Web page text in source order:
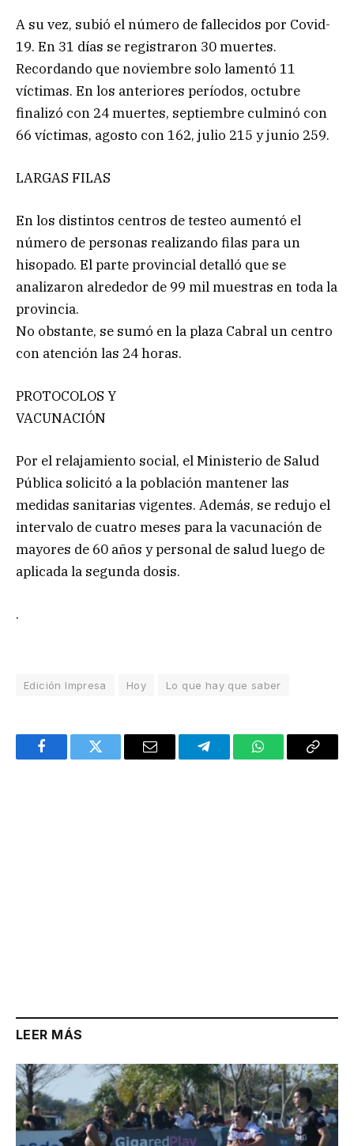
A su vez, subió el número de fallecidos por Covid-
19. En 31 días se registraron 30 muertes.
Recordando que noviembre solo lamentó 11
víctimas. En los anteriores períodos, octubre
finalizó con 24 muertes, septiembre culminó con
66 víctimas, agosto con 162, julio 215 y junio 259.
LARGAS FILAS
En los distintos centros de testeo aumentó el
número de personas realizando filas para un
hisopado. El parte provincial detalló que se
analizaron alrededor de 99 mil muestras en toda la
provincia.
No obstante, se sumó en la plaza Cabral un centro
con atención las 24 horas.
PROTOCOLOS Y
VACUNACIÓN
Por el relajamiento social, el Ministerio de Salud
Pública solicitó a la población mantener las
medidas sanitarias vigentes. Además, se redujo el
intervalo de cuatro meses para la vacunación de
mayores de 60 años y personal de salud luego de
aplicada la segunda dosis.
.
Edición Impresa Hoy Lo que hay que saber
FacebookTwitter Email TelegramWhatsAppCopy
LEER MÁS